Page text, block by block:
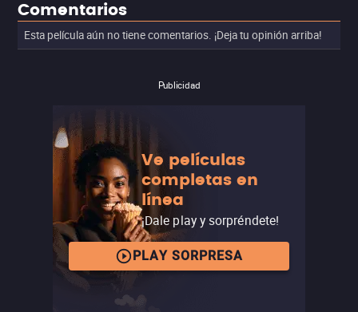
Comentarios
Esta película aún no tiene comentarios. ¡Deja tu opinión arriba!
Publicidad
Ve películas
completas en
línea
¡Dale play y sorpréndete!
PLAY SORPRESA